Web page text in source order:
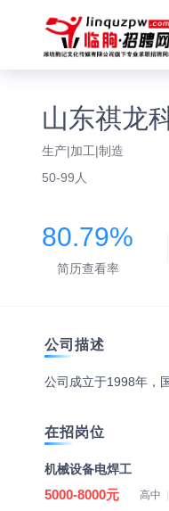
山东祺龙
生产|加工|制造
50-99人
80.79%
简历查看率
公司描述
公司成立于1998年，
在招岗位
机械设备电焊工
5000-8000元 高中